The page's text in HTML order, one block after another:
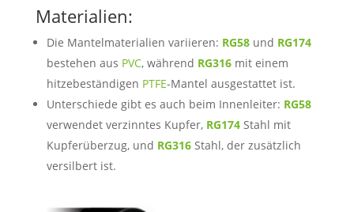
Materialien:
Die Mantelmaterialien variieren: RG58und RG174
bestehen aus PVC, während RG316mit einem
hitzebeständigen PTFE-Mantel ausgestattet ist.
Unterschiede gibt es auch beim Innenleiter: RG58
verwendet verzinntes Kupfer, RG174Stahl mit
Kupferüberzug, und RG316Stahl, der zusätzlich
versilbert ist.